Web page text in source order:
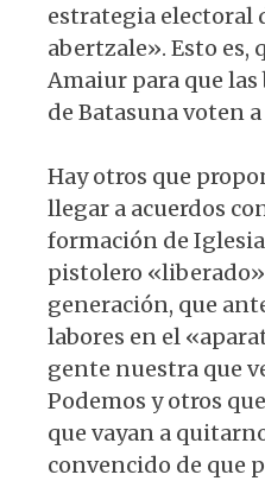
estrategia electoral
abertzale». Esto es,
Amaiur para que
de Batasuna voten
Hay otros que
llegar a acuerdos
formación de
pistolero
generación, que
labores en el
gente nuestra que
Podemos y otros
que vayan a
convencido de que